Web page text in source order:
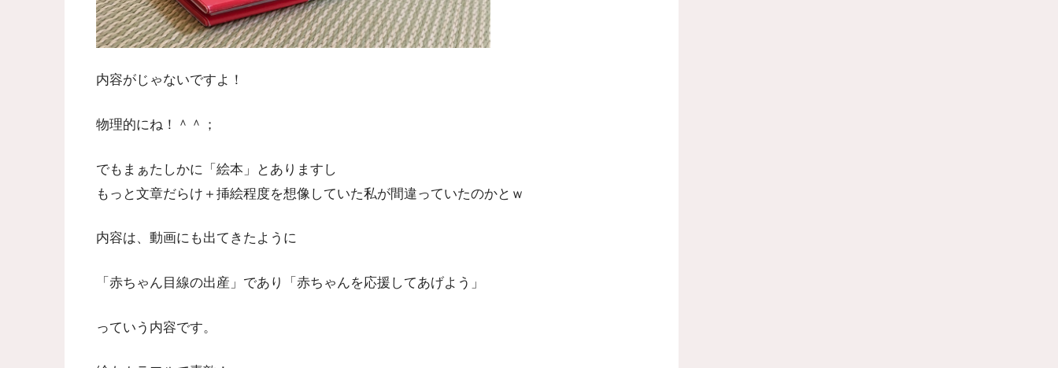
内容がじゃないですよ！
物理的にね！＾＾；
でもまぁたしかに「絵本」とありますし
もっと文章だらけ＋挿絵程度を想像していた私が間違っていたのかとｗ
内容は、動画にも出てきたように
「赤ちゃん目線の出産」であり「赤ちゃんを応援してあげよう」
っていう内容です。